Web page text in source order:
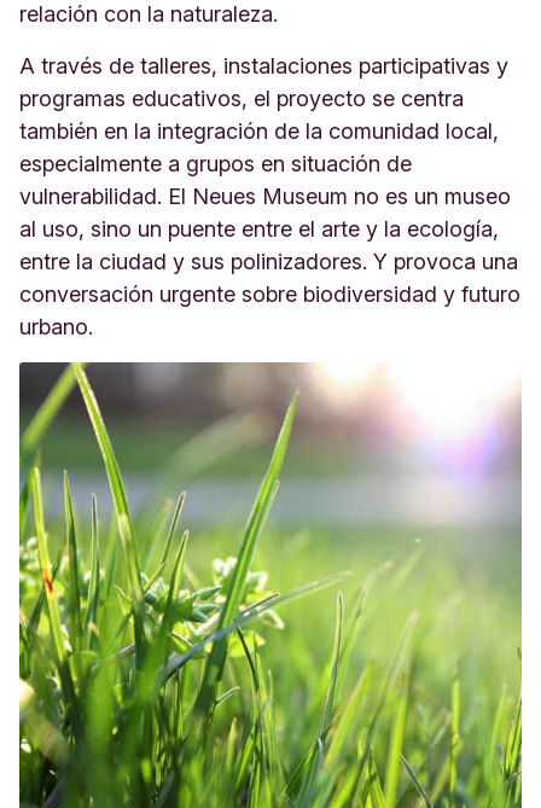
relación con la naturaleza.
A través de talleres, instalaciones participativas y
programas educativos, el proyecto se centra
también en la integración de la comunidad local,
especialmente a grupos en situación de
vulnerabilidad. El Neues Museum no es un museo
al uso, sino un puente entre el arte y la ecología,
entre la ciudad y sus polinizadores. Y provoca una
conversación urgente sobre biodiversidad y futuro
urbano.